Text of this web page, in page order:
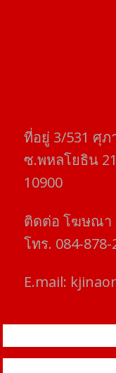
ที่อยู่​ 3/531​ ศุภ
ซ.พหลโยธิน​
10900
ติดต่อ​ โฆษณา​
โทร​. 084-878-
E.mail: